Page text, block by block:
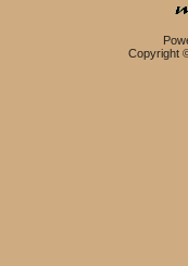
Copyright